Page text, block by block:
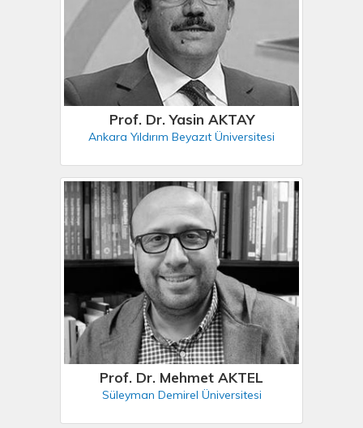
Prof. Dr. Yasin AKTAY
Ankara Yıldırım Beyazıt Üniversitesi
Prof. Dr. Mehmet AKTEL
Süleyman Demirel Üniversitesi